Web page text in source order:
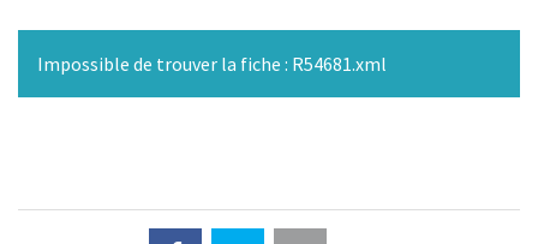
Impossible de trouver la fiche : R54681.xml